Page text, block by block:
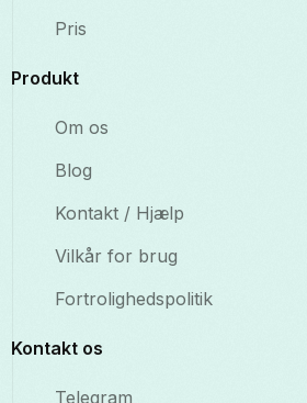
Pris
Produkt
Om os
Blog
Kontakt / Hjælp
Vilkår for brug
Fortrolighedspolitik
Kontakt os
Telegram